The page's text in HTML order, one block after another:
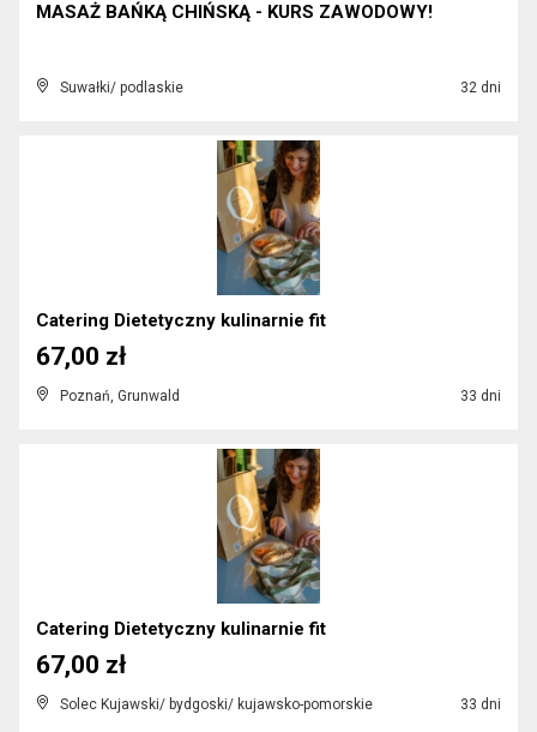
MASAŻ BAŃKĄ CHIŃSKĄ - KURS ZAWODOWY!
Suwałki/ podlaskie 32 dni
Catering Dietetyczny kulinarnie fit
Poznań, Grunwald 33 dni
67,00 zł
Catering Dietetyczny kulinarnie fit
Solec Kujawski/ bydgoski/ kujawsko-pomorskie 33 dni
67,00 zł